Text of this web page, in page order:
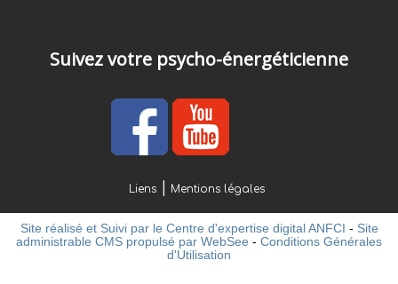
Suivez votre psycho-énergéticienne
Liens Mentions légales
Site réalisé et Suivi par le Centre d'expertise digital ANFCI - Site
administrable CMS propulsé par WebSee - Conditions Générales
d'Utilisation